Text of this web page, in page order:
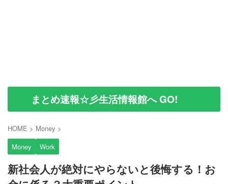
まとめ速報☆彡生活情報館へ GO!
HOME > Money >
Money
Work
新社会人が絶対にやらないと後悔する！お